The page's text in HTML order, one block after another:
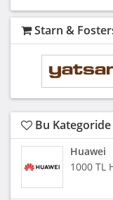
Starn &
Bu
Huawei
1000 TL